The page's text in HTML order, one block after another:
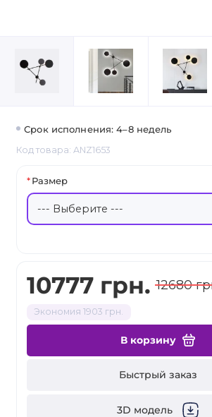
Срок исполнения: 4–8 недель
Код товара: ANZ1653
10777 грн. 12680
Экономия 1903 грн.
В корзину
Быстрый заказ
3D модель
Размер